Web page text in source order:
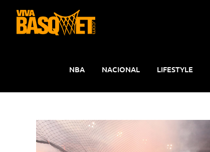
contenido
NBA NACIONAL LIFESTYLE